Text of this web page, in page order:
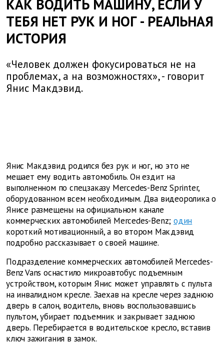
КАК ВОДИТЬ МАШИНУ, ЕСЛИ У
ТЕБЯ НЕТ РУК И НОГ - РЕАЛЬНАЯ
ИСТОРИЯ
«Человек должен фокусироваться не на
проблемах, а на возможностях», - говорит
Янис Макдэвид.
Янис Макдэвид родился без рук и ног, но это не
мешает ему водить автомобиль. Он ездит на
выполненном по спецзаказу Mercedes-Benz Sprinter,
оборудованном всем необходимым. Два видеоролика о
Янисе размещены на официальном канале
коммерческих автомобилей Mercedes-Benz; один
короткий мотивационный, а во втором Макдэвид
подробно рассказывает о своей машине.
Подразделение коммерческих автомобилей Mercedes-
Benz Vans оснастило микроавтобус подъемным
устройством, которым Янис может управлять с пульта
на инвалидном кресле. Заехав на кресле через заднюю
дверь в салон, водитель, вновь воспользовавшись
пультом, убирает подъемник и закрывает заднюю
дверь. Перебирается в водительское кресло, вставив
ключ зажигания в замок.